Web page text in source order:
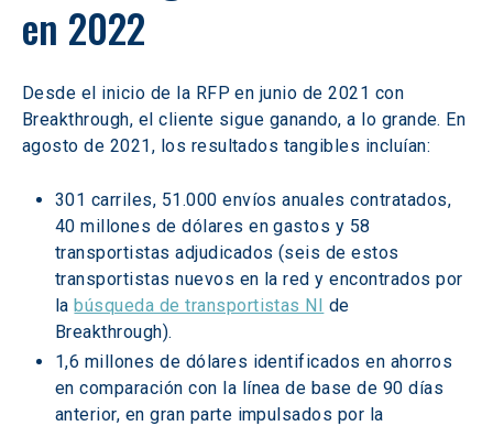
en 2022
Desde el inicio de la RFP en junio de 2021 con
Breakthrough, el cliente sigue ganando, a lo grande. En
agosto de 2021, los resultados tangibles incluían:
301 carriles, 51.000 envíos anuales contratados,
40 millones de dólares en gastos y 58
transportistas adjudicados (seis de estos
transportistas nuevos en la red y encontrados por
la búsqueda de transportistas NI de
Breakthrough).
1,6 millones de dólares identificados en ahorros
en comparación con la línea de base de 90 días
anterior, en gran parte impulsados por la